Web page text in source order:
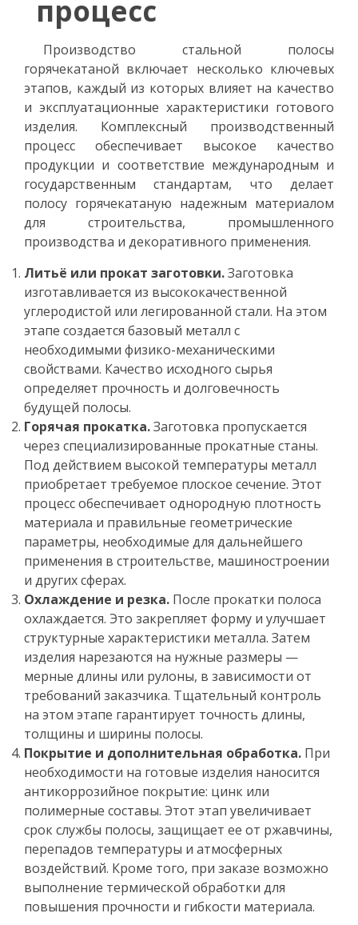
процесс
Производство стальной полосы
горячекатаной включает несколько ключевых
этапов, каждый из которых влияет на качество
и эксплуатационные характеристики готового
изделия. Комплексный производственный
процесс обеспечивает высокое качество
продукции и соответствие международным и
государственным стандартам, что делает
полосу горячекатаную надежным материалом
для строительства, промышленного
производства и декоративного применения.
Литьё или прокат заготовки.Заготовка
изготавливается из высококачественной
углеродистой или легированной стали. На этом
этапе создается базовый металл с
необходимыми физико-механическими
свойствами. Качество исходного сырья
определяет прочность и долговечность
будущей полосы.
Горячая прокатка.Заготовка пропускается
через специализированные прокатные станы.
Под действием высокой температуры металл
приобретает требуемое плоское сечение. Этот
процесс обеспечивает однородную плотность
материала и правильные геометрические
параметры, необходимые для дальнейшего
применения в строительстве, машиностроении
и других сферах.
Охлаждение и резка. После прокатки полоса
охлаждается. Это закрепляет форму и улучшает
структурные характеристики металла. Затем
изделия нарезаются на нужные размеры —
мерные длины или рулоны, в зависимости от
требований заказчика. Тщательный контроль
на этом этапе гарантирует точность длины,
толщины и ширины полосы.
Покрытие и дополнительная обработка. При
необходимости на готовые изделия наносится
антикоррозийное покрытие: цинк или
полимерные составы. Этот этап увеличивает
срок службы полосы, защищает ее от ржавчины,
перепадов температуры и атмосферных
воздействий. Кроме того, при заказе возможно
выполнение термической обработки для
повышения прочности и гибкости материала.